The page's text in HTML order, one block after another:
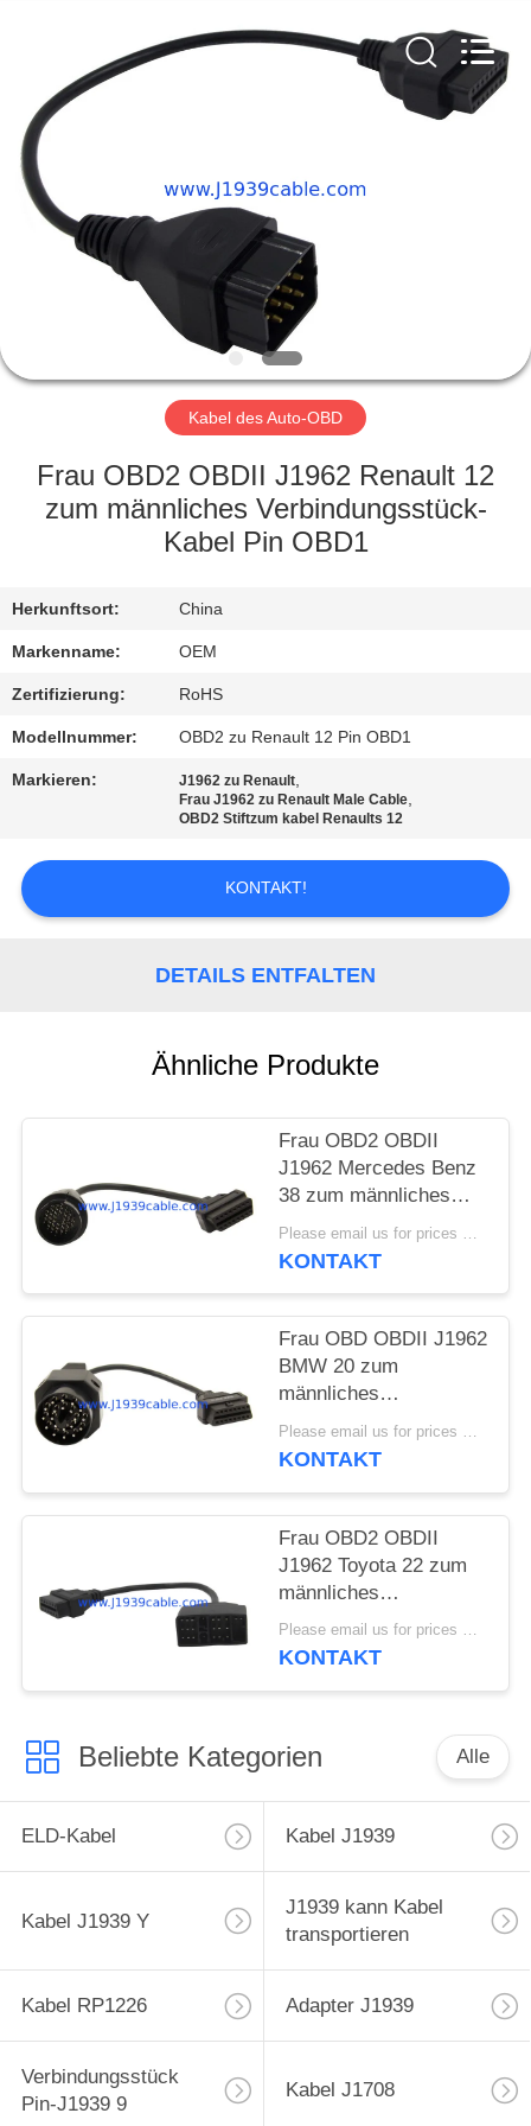
HAUS
PRODUKTE
FABRIK-
QUALITÄTSKONTROLLE
SIE
MIT
UNS
IN
VERBINDUNG
SIE
EIN
Reserved.
Developed
ECER
Kabel des Auto-OBD
Frau OBD2 OBDII J1962 Renault 12
zum männliches Verbindungsstück-
Kabel Pin OBD1
Herkunftsort: China
Markenname: OEM
Zertifizierung: RoHS
Modellnummer: OBD2 zu Renault 12 Pin OBD1
Markieren: J1962 zu Renault,
Frau J1962 zu Renault Male Cable,
OBD2 Stiftzum kabel Renaults 12
KONTAKT!
DETAILS ENTFALTEN
Ähnliche Produkte
Frau OBD2 OBDII
J1962 Mercedes Benz
38 zum männliches
Verbindungsstück-
Kabel Pin OBD1
Please email us for prices MOQ:100 Stück
KONTAKT
Frau OBD OBDII J1962
BMW 20 zum
männliches
Verbindungsstück-
Kabel Pin OBD1
Please email us for prices MOQ:100 Stück
KONTAKT
Frau OBD2 OBDII
J1962 Toyota 22 zum
männliches
Verbindungsstück-
Kabel Pin OBD1
Please email us for prices MOQ:100 Stück
KONTAKT
Beliebte Kategorien Alle
ELD-Kabel Kabel J1939
Kabel J1939 Y
J1939 kann Kabel
transportieren
Kabel RP1226 Adapter J1939
Verbindungsstück
Pin-J1939 9
Kabel J1708